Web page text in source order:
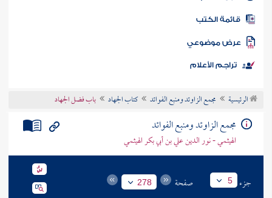
المكتبة
الكتب
موضوعي
تراجم الأعلام
الرئيسية مجمع الزاوئد ومنبع الفوائد كتاب الجهاد باب فضل الجهاد
مجمع الزاوئد ومنبع الفوائد
الهيثمي - نور الدين علي بن أبي بكر الهيثمي
جزء 5 صفحة 278